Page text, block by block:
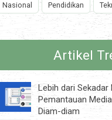
Nasional Pendidikan
Artikel
Lebih dari
Pemantauan
Diam-diam